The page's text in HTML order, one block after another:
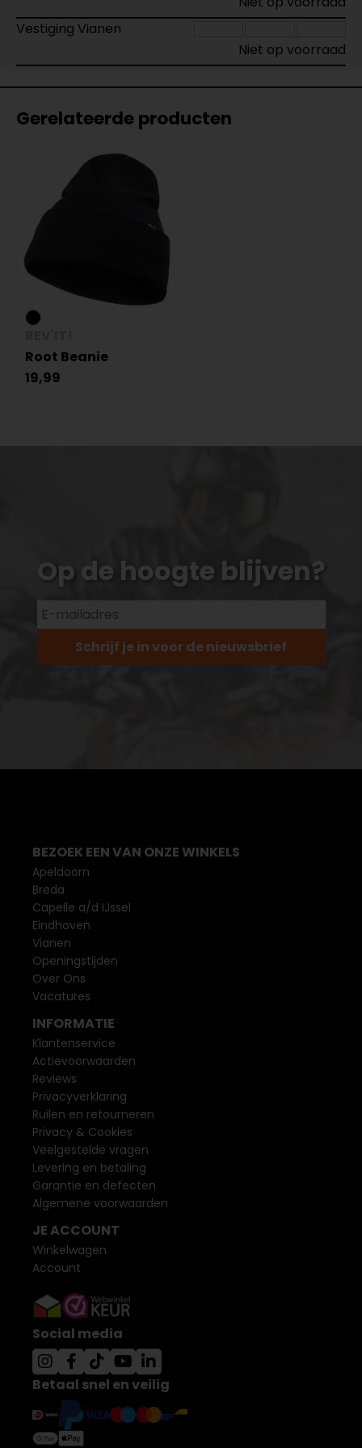
Vestiging Vianen
Niet op voorraad
Gerelateerde producten
Root Beanie
19,99
Op de hoogte blijven?
Schrijf je in voor de nieuwsbrief
BEZOEK EEN VAN ONZE WINKELS
Apeldoorn
Breda
Capelle a/d IJssel
Eindhoven
Vianen
Openingstijden
Over Ons
Vacatures
INFORMATIE
Klantenservice
Actievoorwaarden
Reviews
Privacyverklaring
Ruilen en retourneren
Privacy & Cookies
Veelgestelde vragen
Levering en betaling
Garantie en defecten
Algemene voorwaarden
JE ACCOUNT
Winkelwagen
Account
Social media
Betaal snel en veilig